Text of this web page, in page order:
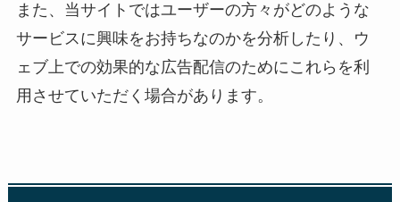
また、当サイトではユーザーの方々がどのような
サービスに興味をお持ちなのかを分析したり、ウ
ェブ上での効果的な広告配信のためにこれらを利
用させていただく場合があります。